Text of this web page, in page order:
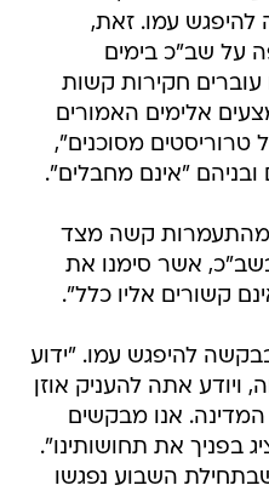
להיפגש עמו. זאת,
על שב"כ בימים
עוברים חקירות קשות
אלימים האמורים
טרוריסטים מסוכנים",
ובניהם "אינם מחבלים".
"מהתעמרות קשה מצד
אשר סימנו את
קשורים אליו כלל".
להיפגש עמו. "ידוע
ויודע אתה להעניק אוזן
אנו מבקשים
בפניך את תחושותינו".
השבוע נפגשו